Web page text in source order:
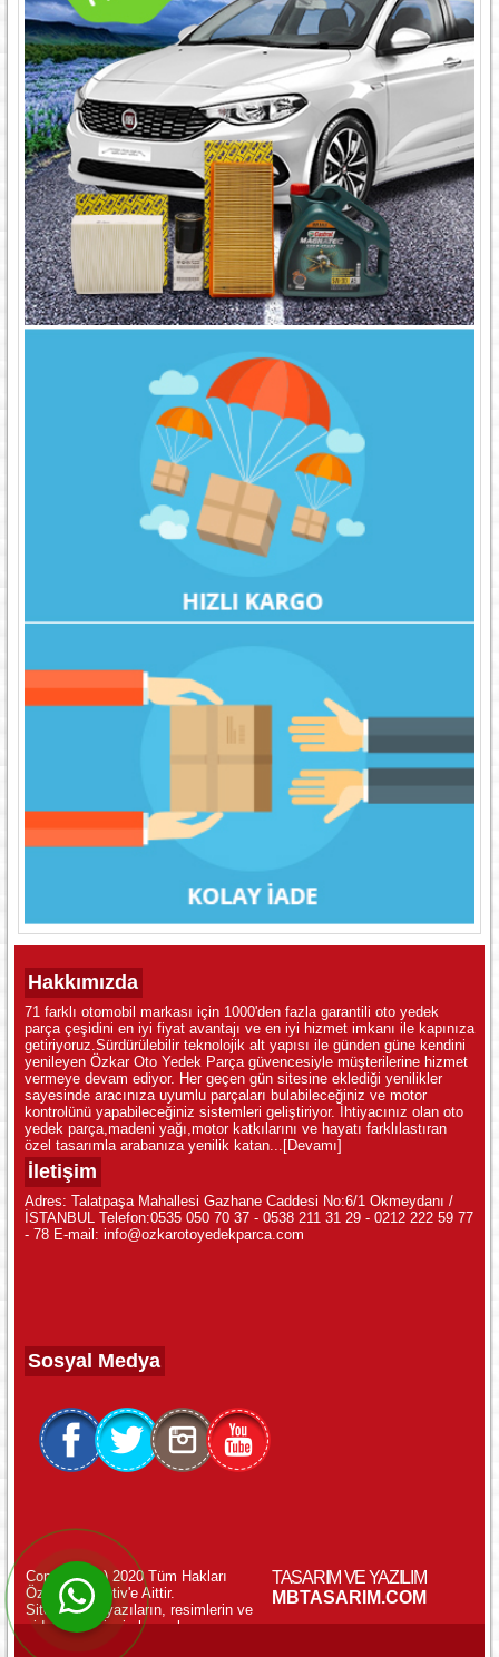
WhatsApp ile Online Destek!
Hakkımızda
71 farklı otomobil markası için 1000'den fazla garantili oto yedek
parça çeşidini en iyi fiyat avantajı ve en iyi hizmet imkanı ile kapınıza
getiriyoruz.Sürdürülebilir teknolojik alt yapısı ile günden güne kendini
yenileyen Özkar Oto Yedek Parça güvencesiyle müşterilerine hizmet
vermeye devam ediyor. Her geçen gün sitesine eklediği yenilikler
sayesinde aracınıza uyumlu parçaları bulabileceğiniz ve motor
kontrolünü yapabileceğiniz sistemleri geliştiriyor. İhtiyacınız olan oto
yedek parça,madeni yağı,motor katkılarını ve hayatı farklılastıran
özel tasarımla arabanıza yenilik katan... [Devamı]
İletişim
Adres: Talatpaşa Mahallesi Gazhane Caddesi No:6/1 Okmeydanı /
İSTANBUL Telefon:0535 050 70 37 - 0538 211 31 29 - 0212 222 59 77
- 78 E-mail: info@ozkarotoyedekparca.com
Sosyal Medya
Copyright (c) 2020 Tüm Hakları
Özkar Otomotiv'e Aittir.
Sitemizdeki yazıların, resimlerin ve
videoların izinsiz kopyalanması
TASARIM VE YAZILIM
MBTASARIM.COM